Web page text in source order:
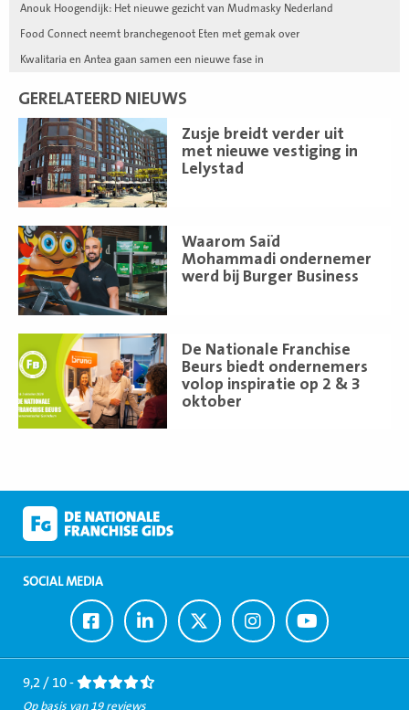
Anouk Hoogendijk: Het nieuwe gezicht van Mudmasky Nederland
Food Connect neemt branchegenoot Eten met gemak over
Kwalitaria en Antea gaan samen een nieuwe fase in
GERELATEERD NIEUWS
Zusje breidt verder uit
met nieuwe vestiging in
Lelystad
Lees
meer
Waarom Saïd
Mohammadi ondernemer
werd bij Burger Business
Lees
meer
De Nationale Franchise
Beurs biedt ondernemers
volop inspiratie op 2 & 3
oktober
meer
SOCIAL MEDIA
Ga
naar
Facebook
Ga
naar
LinkedIn
Ga
naar
Twitter
Ga
naar
Instagram
Ga
naar
Youtube
9,2 / 10 -
Op basis van 19 reviews